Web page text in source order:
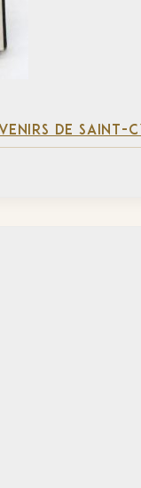
DE SAINT-